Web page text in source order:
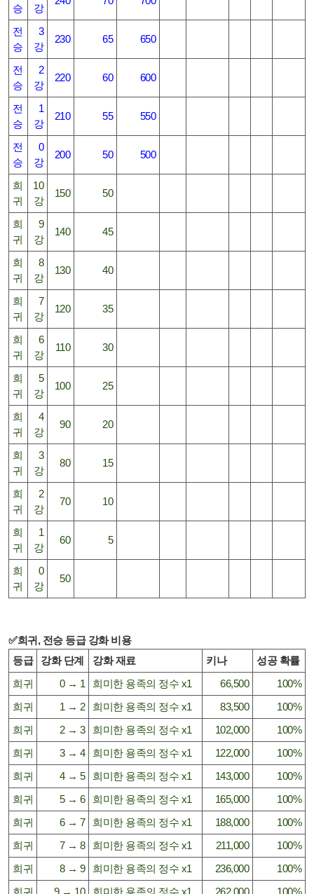
승
강
전
승
3
강
230 65 650
전
승
2
강
220 60 600
전
승
1
강
210 55 550
전
승
0
강
200 50 500
희
귀
10
강
150 50
희
귀
9
강
140 45
희
귀
8
강
130 40
희
귀
7
강
120 35
희
귀
6
강
110 30
희
귀
5
강
100 25
희
귀
4
강
90 20
희
귀
3
강
80 15
희
귀
2
강
70 10
희
귀
1
강
60 5
희
귀
0
강
50
✅희귀, 전승 등급 강화 비용
등급
강화 단계 강화 재료 키나
성공 확률
희귀
0 → 1 희미한 용족의 정수 x1 66,500
100%
희귀
1 → 2 희미한 용족의 정수 x1 83,500
100%
희귀
2 → 3 희미한 용족의 정수 x1 102,000
100%
희귀
3 → 4 희미한 용족의 정수 x1 122,000
100%
희귀
4 → 5 희미한 용족의 정수 x1 143,000
100%
희귀
5 → 6 희미한 용족의 정수 x1 165,000
100%
희귀
6 → 7 희미한 용족의 정수 x1 188,000
100%
희귀
7 → 8 희미한 용족의 정수 x1 211,000
100%
희귀
8 → 9 희미한 용족의 정수 x1 236,000
100%
희귀
9 → 10 희미한 용족의 정수 x1 262,000 100%